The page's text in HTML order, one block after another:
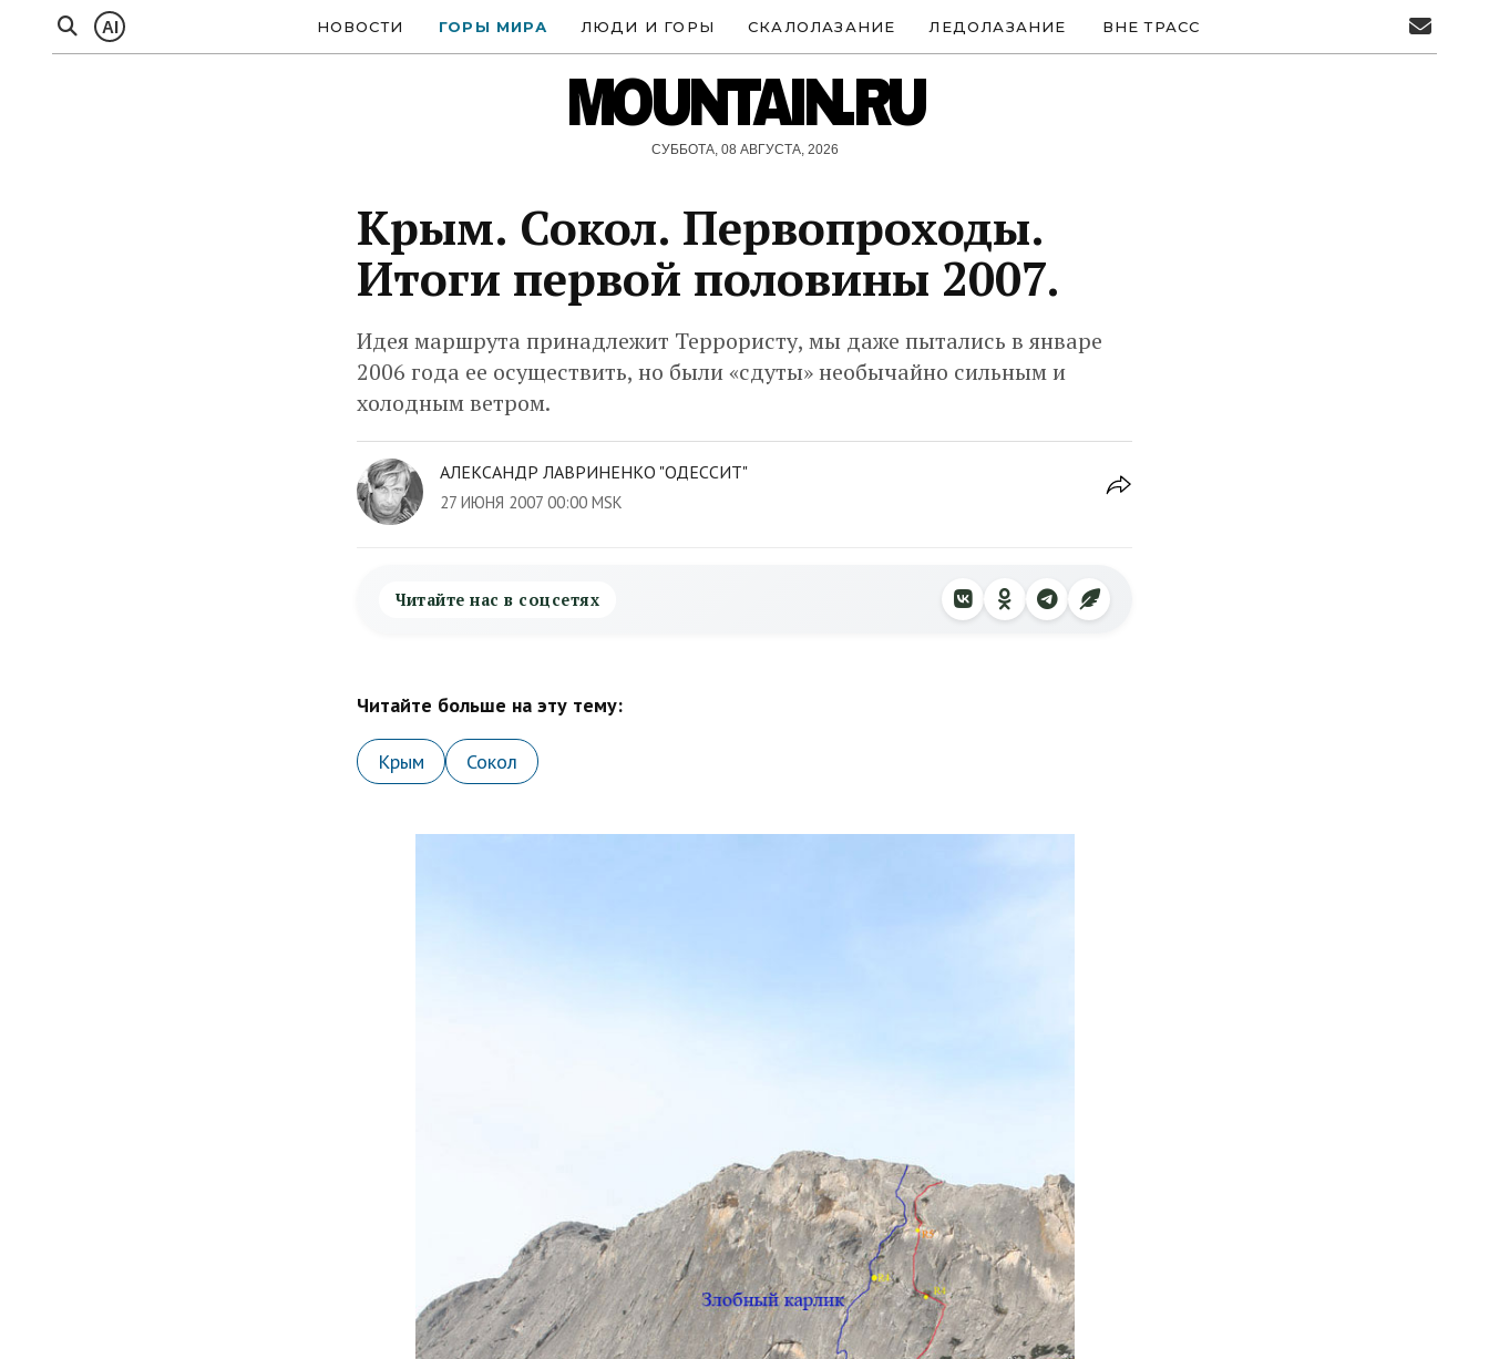
AI НОВОСТИ ГОРЫ МИРА ЛЮДИ И ГОРЫ СКАЛОЛАЗАНИЕ ЛЕДОЛАЗАНИЕ ВНЕ ТРАСС
MOUNTAIN.RU
СУББОТА, 08 АВГУСТА, 2026
Крым. Сокол. Первопроходы.
Итоги первой половины 2007.
Идея маршрута принадлежит Террористу, мы даже пытались в январе
2006 года ее осуществить, но были «сдуты» необычайно сильным и
холодным ветром.
АЛЕКСАНДР ЛАВРИНЕНКО "ОДЕССИТ"
27 ИЮНЯ 2007 00:00 MSK
Читайте нас в соцсетях
Читайте больше на эту тему:
Крым Сокол